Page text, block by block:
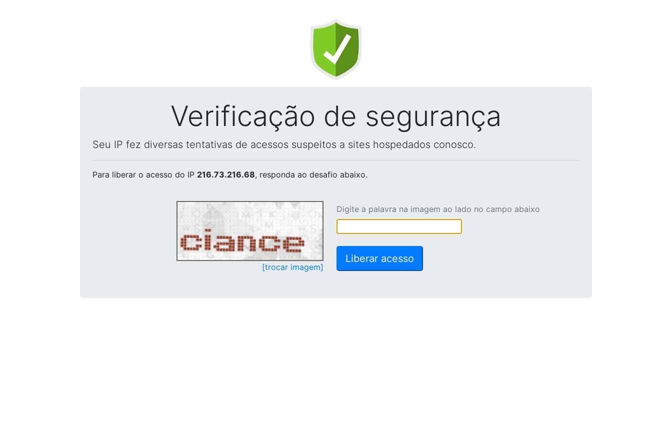
Verificação de segurança
Seu IP fez diversas tentativas de acessos suspeitos a sites hospedados conosco.
Para liberar o acesso do IP 216.73.216.68, responda ao desafio abaixo.
[trocar imagem]
Digite a palavra na imagem ao lado no campo abaixo